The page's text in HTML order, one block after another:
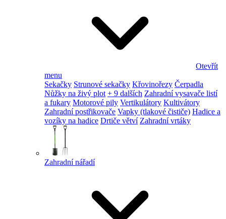
Otevřít
menu
Sekačky Strunové sekačky Křovinořezy Čerpadla
Nůžky na živý plot + 9 dalších Zahradní vysavače listí
a fukary Motorové pily Vertikulátory Kultivátory
Zahradní postřikovače Vapky (tlakové čističe) Hadice a
vozíky na hadice Drtiče větví Zahradní vrtáky
Zahradní nářadí